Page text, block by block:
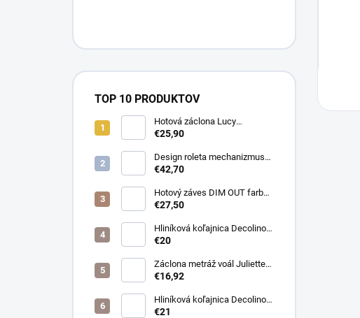
TOP 10 PRODUKTOV
Hotová záclona Lucy
300x250cm tunel
€25,90
Design roleta mechanizmus
otvorený farba čierna /bez
€42,70
Hotový záves DIM OUT farba
cappuccino
€27,50
Hliníková koľajnica Decolino
čierna
€20
Záclona metráž voál Juliette
farba biela
€16,92
Hliníková koľajnica Decolino
bronz
€21